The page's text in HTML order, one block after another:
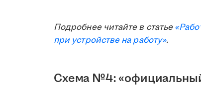
Подробнее читайте в статье
при устройстве на работу».
Схема №4: